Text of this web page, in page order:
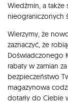
Wiedźmin, a także
nieograniczonych
Wierzymy, że
zaznaczyć, że
Doświadczonego
rabaty w zamian
bezpieczeństwo
magazynowa
dotarły do Ciebie